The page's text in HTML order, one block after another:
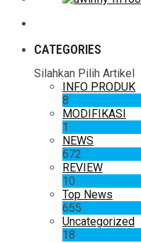
CATEGORIES
Silahkan Pilih Artikel
INFO PRODUK
8
MODIFIKASI
1
NEWS
672
REVIEW
10
Top News
655
Uncategorized
18